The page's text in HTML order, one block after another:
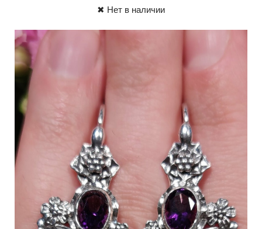
✖ Нет в наличии